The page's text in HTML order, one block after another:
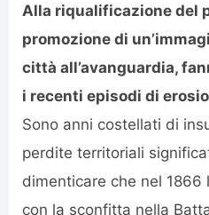
Alla riqualificazione del
promozione di
città all’avanguardia,
i recenti episodi di
Sono anni costellati di
perdite territoriali
dimenticare che nel 1866
con la sconfitta nella